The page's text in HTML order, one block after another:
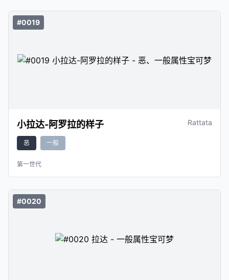
#0019
小拉达-阿罗拉的样子 Rattata
恶 一般
第一世代
#0020